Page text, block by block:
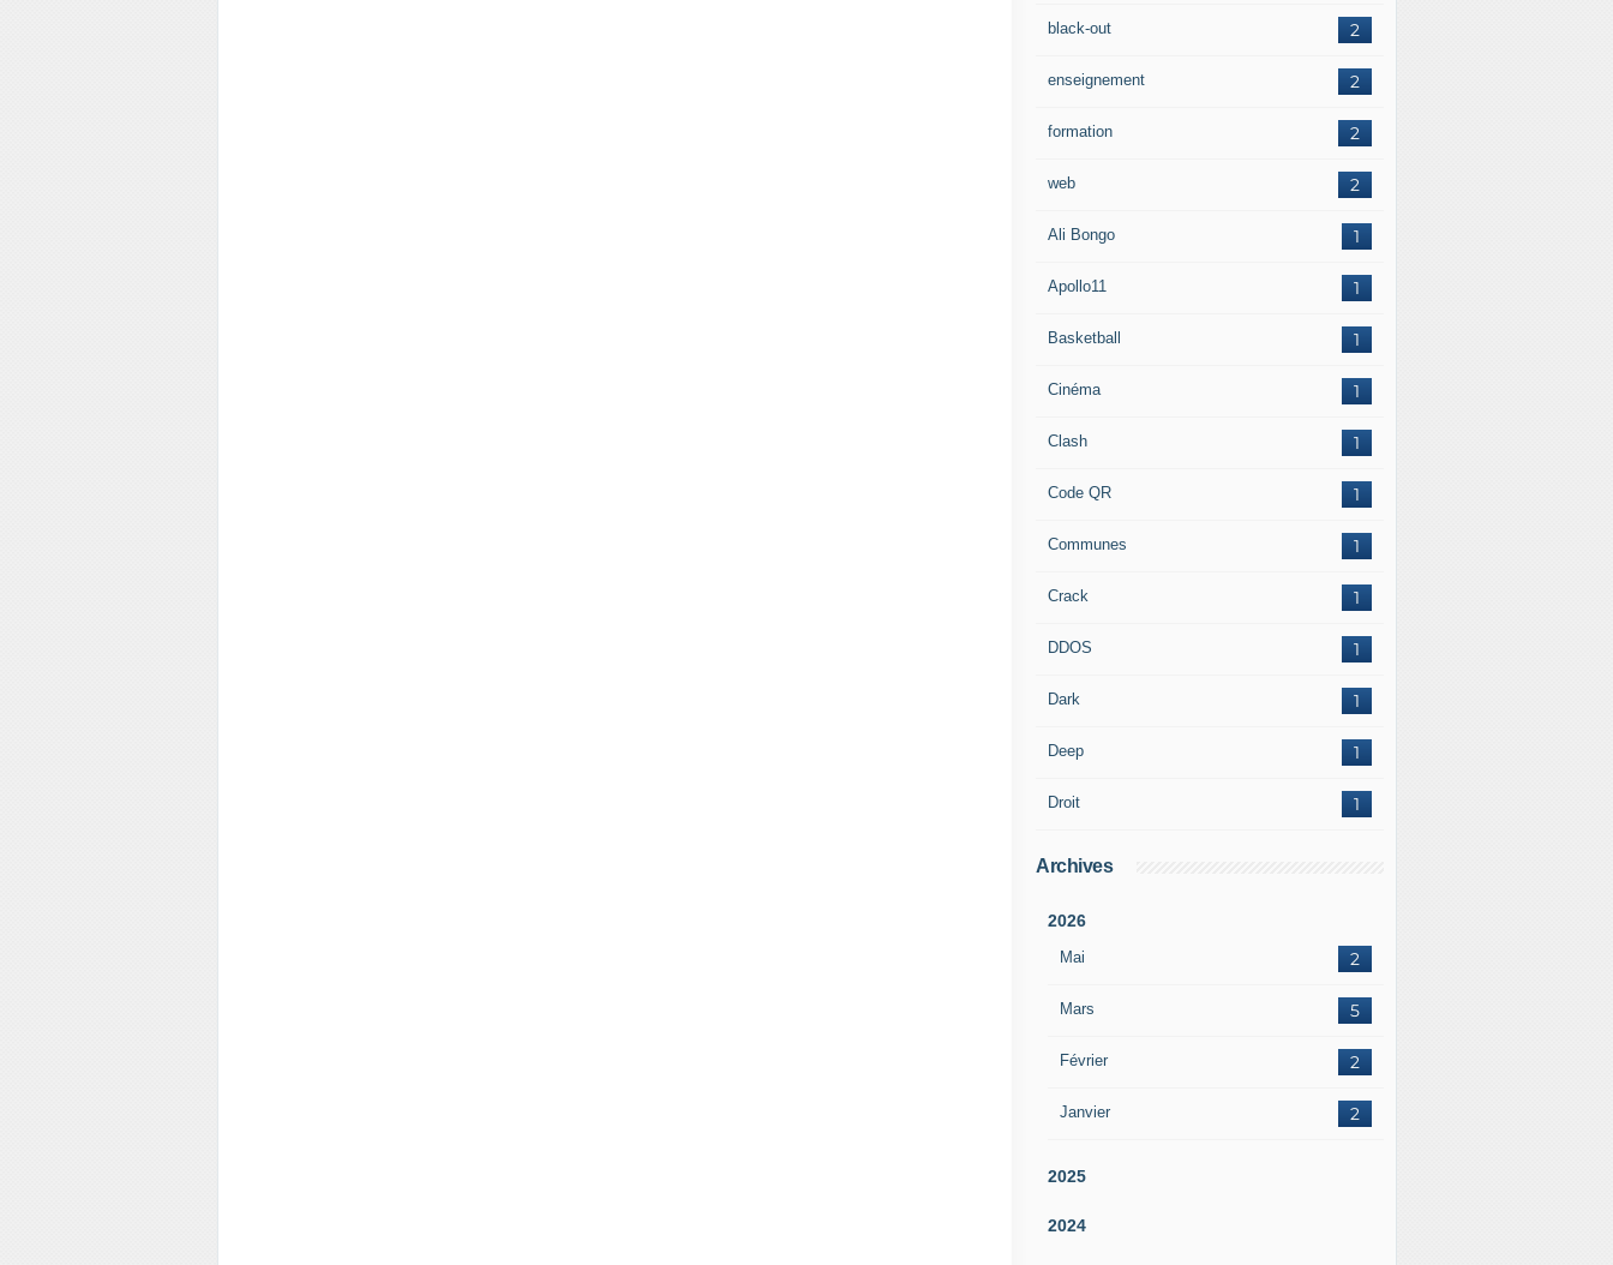
2
black-out
2
enseignement
2
formation
2
web
1
Ali Bongo
1
Apollo11
1
Basketball
1
Cinéma
1
Clash
1
Code QR
1
Communes
1
Crack
1
DDOS
1
Dark
1
Deep
1
Droit
Archives
2026
Mai 2
Mars 5
Février 2
Janvier 2
2025
2024